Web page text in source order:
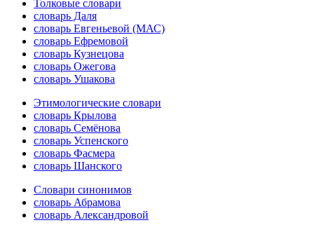
Толковые словари
словарь Даля
словарь Евгеньевой (МАС)
словарь Ефремовой
словарь Кузнецова
словарь Ожегова
словарь Ушакова
Этимологические словари
словарь Крылова
словарь Семёнова
словарь Успенского
словарь Фасмера
словарь Шанского
Словари синонимов
словарь Абрамова
словарь Александровой